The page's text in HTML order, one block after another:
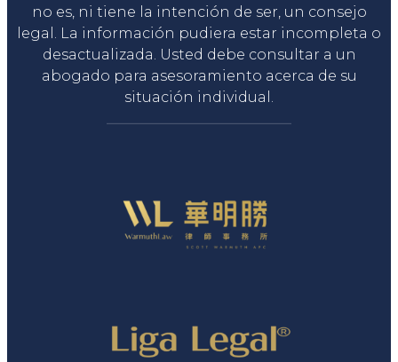
no es, ni tiene la intención de ser, un consejo
legal. La información pudiera estar incompleta o
desactualizada. Usted debe consultar a un
abogado para asesoramiento acerca de su
situación individual.